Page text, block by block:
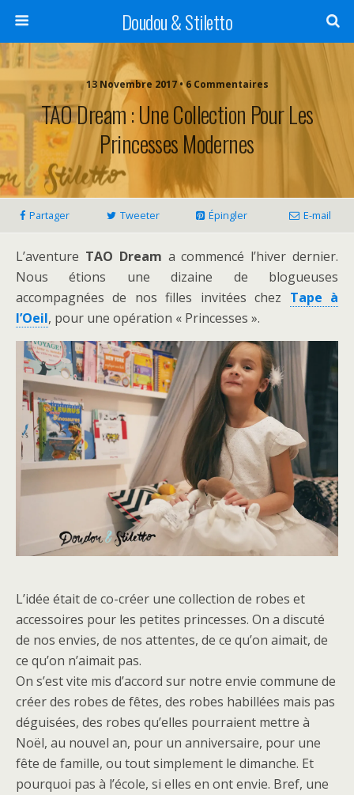
Doudou & Stiletto
13 Novembre 2017 • 6 Commentaires
TAO Dream : Une Collection Pour Les
Princesses Modernes
Partager Tweeter Épingler E-mail
L’aventure TAO Dream a commencé l’hiver dernier.
Nous étions une dizaine de blogueuses
accompagnées de nos filles invitées chez Tape à
l’Oeil, pour une opération « Princesses ».
L’idée était de co-créer une collection de robes et
accessoires pour les petites princesses. On a discuté
de nos envies, de nos attentes, de ce qu’on aimait, de
ce qu’on n’aimait pas.
On s’est vite mis d’accord sur notre envie commune de
créer des robes de fêtes, des robes habillées mais pas
déguisées, des robes qu’elles pourraient mettre à
Noël, au nouvel an, pour un anniversaire, pour une
fête de famille, ou tout simplement le dimanche. Et
pourquoi pas à l’école, si elles en ont envie. Bref, une